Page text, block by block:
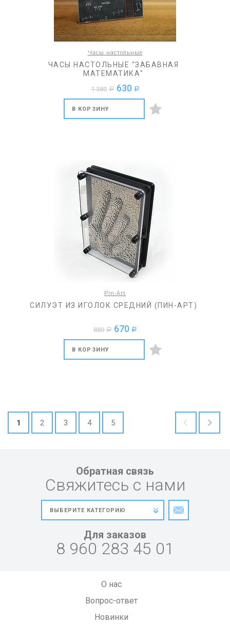
Часы настольные
ЧАСЫ НАСТОЛЬНЫЕ "ЗАБАВНАЯ
МАТЕМАТИКА"
1 380 a 630 a
В КОРЗИНУ
Pin-Art
СИЛУЭТ ИЗ ИГОЛОК СРЕДНИЙ (ПИН-АРТ)
880 a 670 a
В КОРЗИНУ
1 2 3 4 5
Обратная связь
Свяжитесь с нами
Для заказов
8 960 283 45 01
О нас
Вопрос-ответ
Новинки